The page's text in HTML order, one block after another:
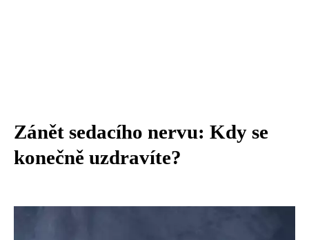
Zánět sedacího nervu: Kdy se
konečně uzdravíte?